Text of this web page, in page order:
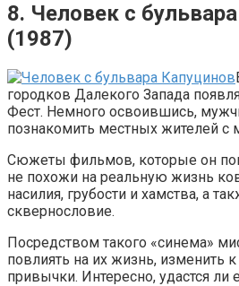
8. Человек с
(1987)
городков Далекого Запада
Фест. Немного освоившись,
познакомить местных жителей с
Сюжеты фильмов, которые он
не похожи на реальную жизнь
насилия, грубости и хамства, а
сквернословие.
Посредством такого «синема»
повлиять на их жизнь, изменить
привычки. Интересно, удастся ли